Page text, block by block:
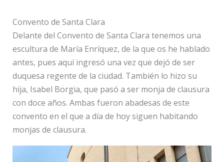
Convento de Santa Clara
Delante del Convento de Santa Clara tenemos una
escultura de María Enríquez, de la que os he hablado
antes, pues aquí ingresó una vez que dejó de ser
duquesa regente de la ciudad. También lo hizo su
hija, Isabel Borgia, que pasó a ser monja de clausura
con doce años. Ambas fueron abadesas de este
convento en el que a día de hoy siguen habitando
monjas de clausura.